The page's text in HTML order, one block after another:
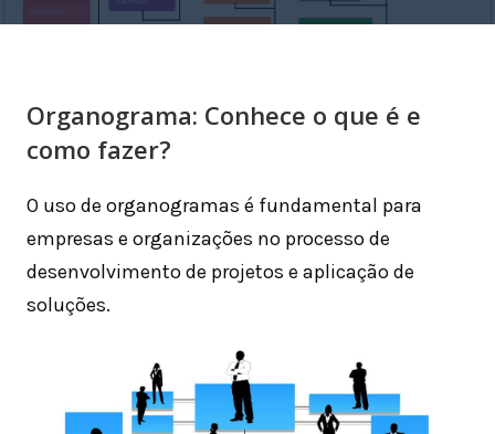
Organograma: Conhece o que é e
como fazer?
O uso de organogramas é fundamental para
empresas e organizações no processo de
desenvolvimento de projetos e aplicação de
soluções.